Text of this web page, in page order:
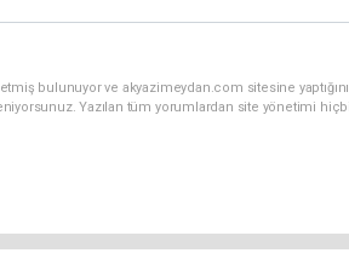
bulunuyor ve akyazimeydan.com sitesine
Yazılan tüm yorumlardan site yönetimi